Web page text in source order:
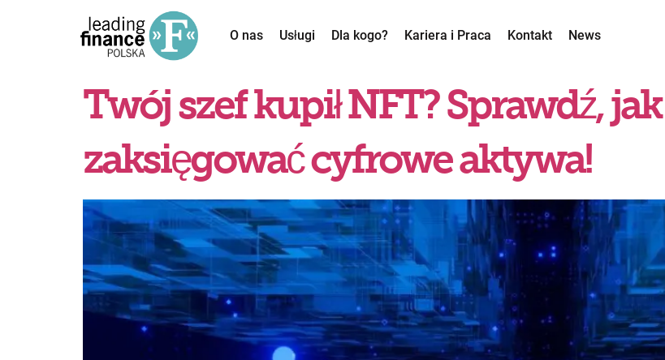
O nas Usługi Dla kogo? Kariera i Praca Kontakt News
Twój szef kupił NFT? Sprawdź,
zaksięgować cyfrowe aktywa!